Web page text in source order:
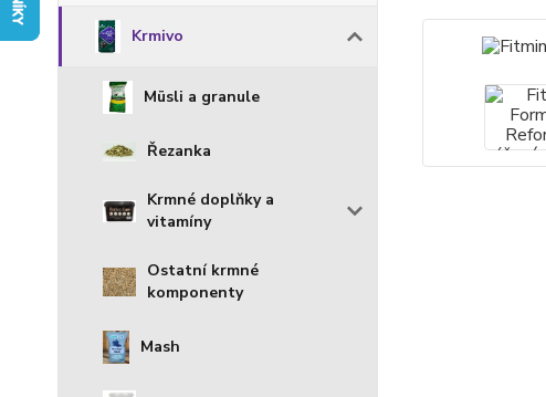
Krmivo
Müsli a granule
Řezanka
Krmné doplňky a
vitamíny
Ostatní krmné
komponenty
Mash